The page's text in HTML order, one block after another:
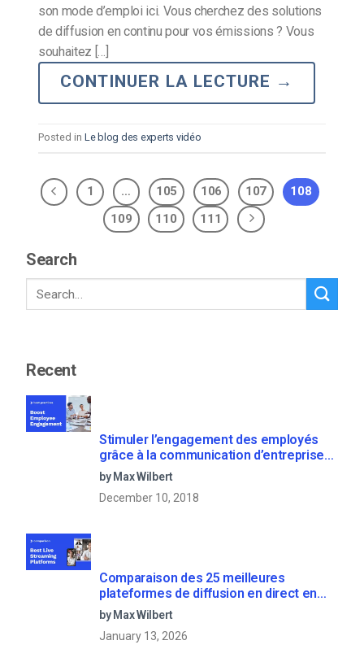
son mode d’emploi ici. Vous cherchez des solutions
de diffusion en continu pour vos émissions ? Vous
souhaitez […]
CONTINUER LA LECTURE →
Posted in Le blog des experts vidéo
1 … 105 106 107
108
109
110 111
Search
Recent
Stimuler l’engagement des employés
grâce à la communication d’entreprise
en direct
by Max Wilbert
December 10, 2018
Comparaison des 25 meilleures
plateformes de diffusion en direct en
2025
by Max Wilbert
January 13, 2026